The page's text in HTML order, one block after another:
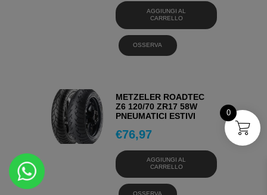
AGGIUNGI AL
CARRELLO
OSSERVA
METZELER ROADTEC
Z6 120/70 ZR17 58W
PNEUMATICI ESTIVI
€76,97
AGGIUNGI AL
CARRELLO
OSSERVA
0